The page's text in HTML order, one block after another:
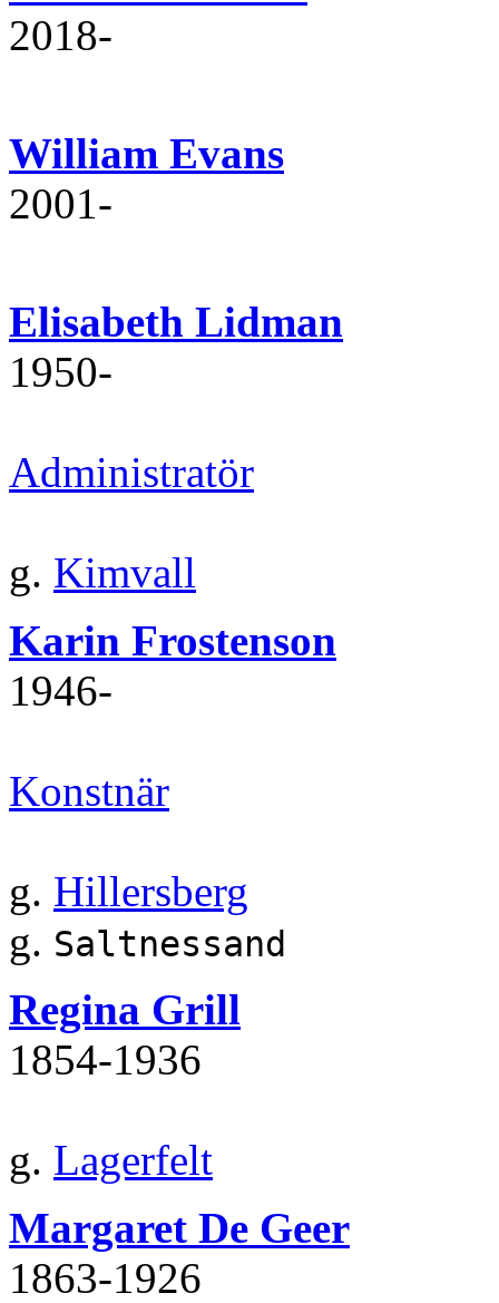
2018‐
William Evans
2001‐
Elisabeth Lidman
1950‐
Administratör
g. Kimvall
Karin Frostenson
1946‐
Konstnär
g. Hillersberg
g. Saltnessand
Regina Grill
1854‐1936
g. Lagerfelt
Margaret De Geer
1863‐1926